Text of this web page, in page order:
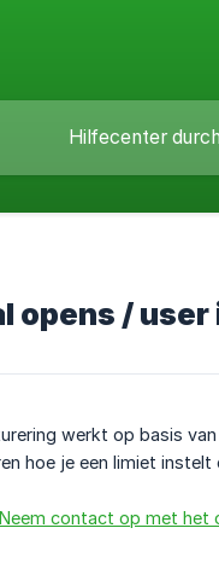
opens /
werkt op basis
hoe je een limiet instelt
Neem contact op met het